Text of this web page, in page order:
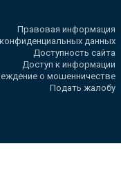
Правовая информация
данных
Доступность сайта
Доступ к информации
о мошенничестве
Подать жалобу